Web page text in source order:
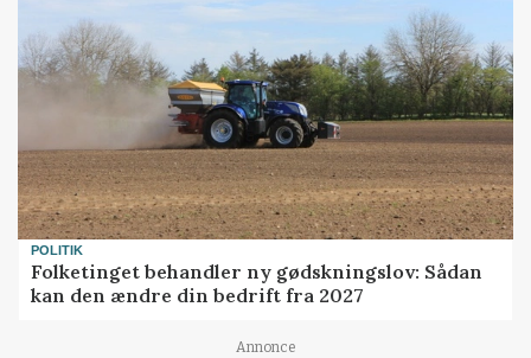
POLITIK
Folketinget behandler ny gødskningslov: Sådan
kan den ændre din bedrift fra 2027
Annonce